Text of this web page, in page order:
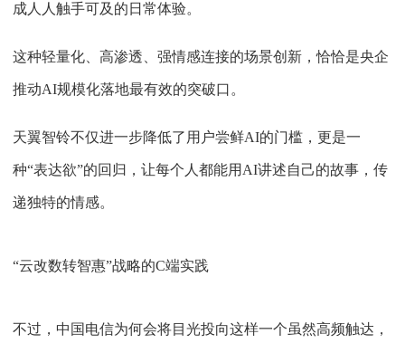
成人人触手可及的日常体验。
这种轻量化、高渗透、强情感连接的场景创新，恰恰是央企
推动AI规模化落地最有效的突破口。
天翼智铃不仅进一步降低了用户尝鲜AI的门槛，更是一
种“表达欲”的回归，让每个人都能用AI讲述自己的故事，传
递独特的情感。
“云改数转智惠”战略的C端实践
不过，中国电信为何会将目光投向这样一个虽然高频触达，